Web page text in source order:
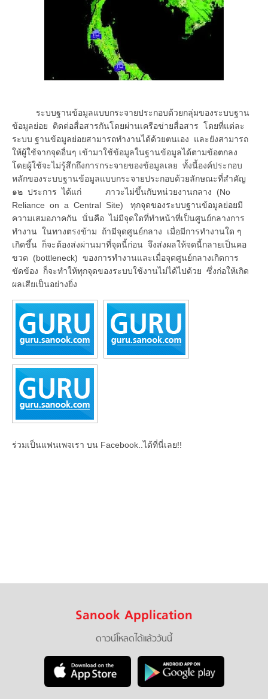
ระบบฐานข้อมูลแบบกระจายประกอบด้วยกลุ่มของระบบฐาน
ข้อมูลย่อย ติดต่อสื่อสารกันโดยผ่านเครือข่ายสื่อสาร โดยที่แต่ละ
ระบบ ฐานข้อมูลย่อยสามารถทำงานได้ด้วยตนเอง และยังสามารถ
ให้ผู้ใช้จากจุดอื่นๆ เข้ามาใช้ข้อมูลในฐานข้อมูลได้ตามข้อตกลง
โดยผู้ใช้จะไม่รู้สึกถึงการกระจายของข้อมูลเลย ทั้งนี้องค์ประกอบ
หลักของระบบฐานข้อมูลแบบกระจายประกอบด้วยลักษณะที่สำคัญ
๑๒ ประการ ได้แก่ ภาวะไม่ขึ้นกับหน่วยงานกลาง (No
Reliance on a Central Site) ทุกจุดของระบบฐานข้อมูลย่อยมี
ความเสมอภาคกัน นั่นคือ ไม่มีจุดใดที่ทำหน้าที่เป็นศูนย์กลางการ
ทำงาน ในทางตรงข้าม ถ้ามีจุดศูนย์กลาง เมื่อมีการทำงานใด ๆ
เกิดขึ้น ก็จะต้องส่งผ่านมาที่จุดนี้ก่อน จึงส่งผลให้จดนี้กลายเป็นคอ
ขวด (bottleneck) ของการทำงานและเมื่อจุดศูนย์กลางเกิดการ
ขัดข้อง ก็จะทำให้ทุกจุดของระบบใช้งานไม่ได้ไปด้วย ซึ่งก่อให้เกิด
ผลเสียเป็นอย่างยิ่ง
ร่วมเป็นแฟนเพจเรา บน Facebook..ได้ที่นี่เลย!!
Sanook Application
ดาวน์โหลดได้แล้ววันนี้